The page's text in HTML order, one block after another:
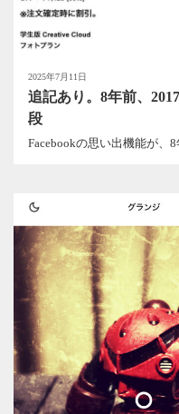
2025年7月11日
追記あり。8年前、
段
Facebookの思い出機能が、8